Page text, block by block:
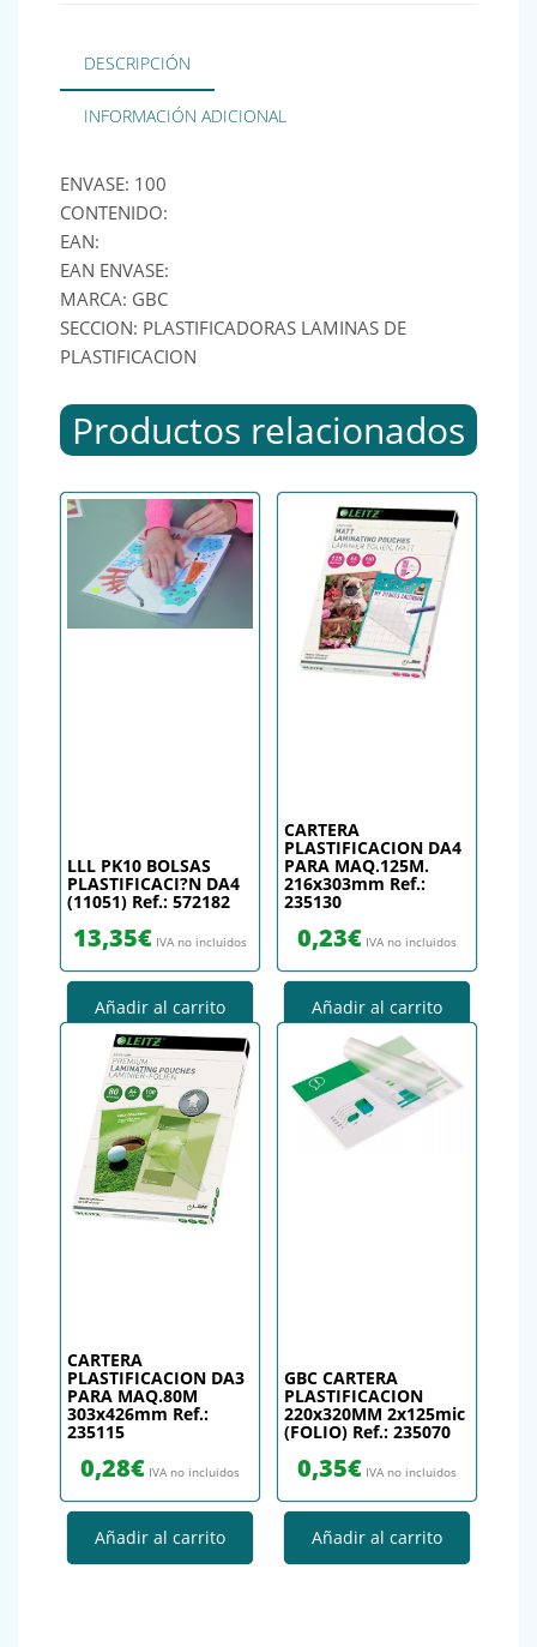
DESCRIPCIÓN
INFORMACIÓN ADICIONAL
ENVASE: 100
CONTENIDO:
EAN:
EAN ENVASE:
MARCA: GBC
SECCION: PLASTIFICADORAS LAMINAS DE
PLASTIFICACION
Productos relacionados
LLL PK10 BOLSAS
PLASTIFICACI?N DA4
(11051) Ref.: 572182
13,35€ IVA no incluidos
Añadir al carrito
CARTERA
PLASTIFICACION DA4
PARA MAQ.125M.
216x303mm Ref.:
235130
0,23€ IVA no incluidos
Añadir al carrito
CARTERA
PLASTIFICACION DA3
PARA MAQ.80M
303x426mm Ref.:
235115
0,28€ IVA no incluidos
Añadir al carrito
GBC CARTERA
PLASTIFICACION
220x320MM 2x125mic
(FOLIO) Ref.: 235070
0,35€ IVA no incluidos
Añadir al carrito